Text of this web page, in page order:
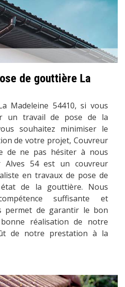
de gouttière La
Madeleine 54410, si vous
un travail de pose de la
souhaitez minimiser le
de votre projet, Couvreur
de ne pas hésiter à nous
Alves 54 est un couvreur
en travaux de pose de
de la gouttière. Nous
suffisante et
permet de garantir le bon
réalisation de notre
de notre prestation à la